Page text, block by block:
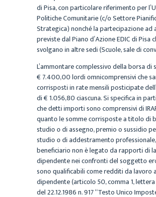
di Pisa, con particolare riferimento per
Politiche Comunitarie (c/o Settore
Strategica) nonché la partecipazione ad
previste dal Piano d’Azione EDIC di Pisa
svolgano in altre sedi (Scuole, sale di
L’ammontare complessivo della borsa di
€ 7.400,00 lordi omnicomprensivi che
corrisposti in rate mensili posticipate
di € 1.056,80 ciascuna. Si specifica in
che detti importi sono comprensivi di
quanto le somme corrisposte a titolo di
studio o di assegno, premio o sussidio
studio o di addestramento
beneficiario non è legato da rapporti di
dipendente nei confronti del soggetto
sono qualificabili come redditi da lavoro
dipendente (articolo 50, comma 1, lettera
del 22.12.1986 n. 917 “Testo Unico